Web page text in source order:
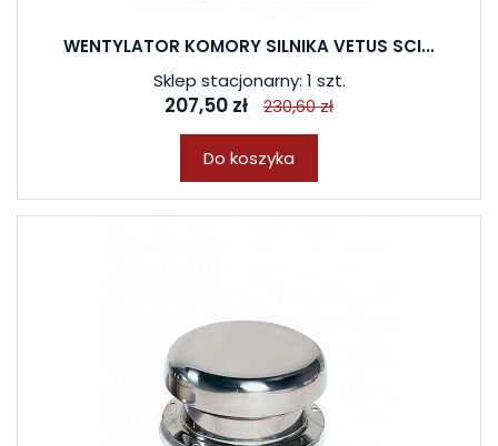
WENTYLATOR KOMORY SILNIKA VETUS SCI...
Sklep stacjonarny: 1 szt.
207,50 zł 230,60 zł
Do koszyka